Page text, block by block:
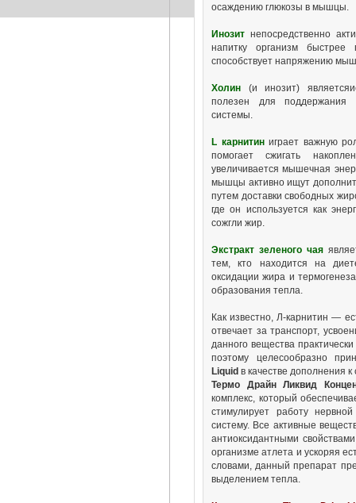
осаждению глюкозы в мышцы.
Инозит непосредственно
напитку организм
способствует напряжению
Холин (и инозит)
полезен для поддержания
системы.
L карнитиниграет важную
помогает сжигать
увеличивается мышечная
мышцы активно ищут
путем доставки свободных
где он используется как
сожгли жир.
Экстракт зеленого чая
тем, кто находится на
оксидации жира и
образования тепла.
Как известно, Л-карнитин —
отвечает за транспорт,
данного вещества
поэтому целесообразно
Liquid в качестве дополнения
Термо Драйн Ликвид
комплекс, который
стимулирует работу
систему. Все активные
антиоксидантными
организме атлета и ускоряя
словами, данный препарат
выделением тепла.